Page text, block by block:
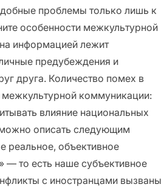
проблемы только лишь к
особенности межкультурной
информацией лежит
предубеждения и
друга. Количество помех в
межкультурной коммуникации:
влияние национальных
описать следующим
реальное, объективное
— то есть наше субъективное
с иностранцами вызваны